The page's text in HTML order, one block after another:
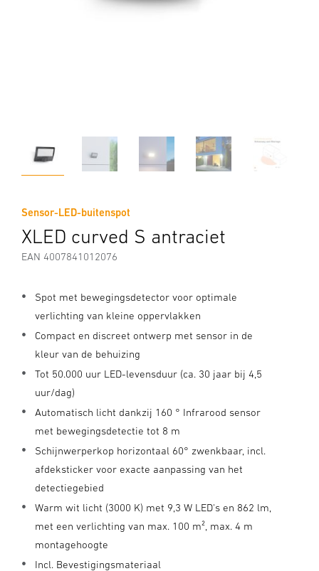
Sensor-LED-buitenspot
XLED curved S antraciet
EAN 4007841012076
Spot met bewegingsdetector voor optimale
verlichting van kleine oppervlakken
Compact en discreet ontwerp met sensor in de
kleur van de behuizing
Tot 50.000 uur LED-levensduur (ca. 30 jaar bij 4,5
uur/dag)
Automatisch licht dankzij 160 ° Infrarood sensor
met bewegingsdetectie tot 8 m
Schijnwerperkop horizontaal 60° zwenkbaar, incl.
afdeksticker voor exacte aanpassing van het
detectiegebied
Warm wit licht (3000 K) met 9,3 W LED's en 862 lm,
met een verlichting van max. 100 m², max. 4 m
montagehoogte
Incl. Bevestigingsmateriaal